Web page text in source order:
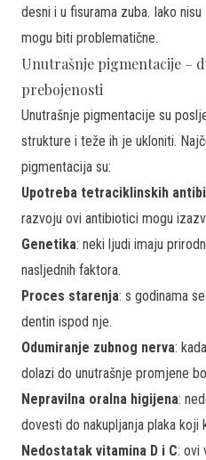
desni i u fisurama zuba. Iako
mogu biti problematične.
Unutrašnje pigmentacije –
prebojenosti
Unutrašnje pigmentacije su
strukture i teže ih je ukloniti.
pigmentacija su:
Upotreba tetraciklinskih
razvoju ovi antibiotici mogu
Genetika: neki ljudi imaju
nasljednih faktora.
Proces starenja: s godinama
dentin ispod nje.
Odumiranje zubnog nerva:
dolazi do unutrašnje promjene
Nepravilna oralna higijena:
dovesti do nakupljanja plaka koji
Nedostatak vitamina D i C: ovi